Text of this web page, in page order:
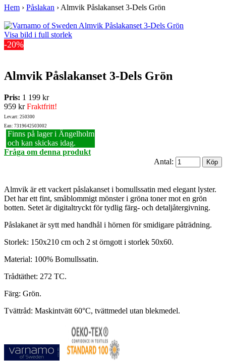
Hem › Påslakan ›Almvik Påslakanset 3-Dels Grön
Visa bild i full storlek
-20%
Almvik Påslakanset 3-Dels Grön
Pris: 1 199 kr
959 krFraktfritt!
Lev.art: 250300
Ean: 7319642503002
Finns på lager i Ängelholm
och kan skickas idag.
Fråga om denna produkt
Antal:
Almvik är ett vackert påslakanset i bomullssatin med elegant lyster.
Det har ett fint, småblommigt mönster i gröna toner mot en grön
botten. Setet är digitaltryckt för tydlig färg- och detaljåtergivning.
Påslakanet är sytt med handhål i hörnen för smidigare påträdning.
Storlek: 150x210 cm och 2 st örngott i storlek 50x60.
Material: 100% Bomullssatin.
Trådtäthet: 272 TC.
Färg: Grön.
Tvättråd: Maskintvätt 60°C, tvättmedel utan blekmedel.